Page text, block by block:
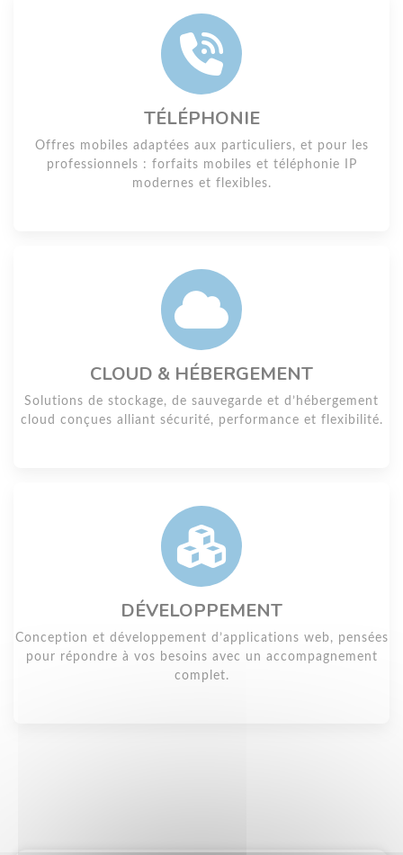
TÉLÉPHONIE
Offres mobiles adaptées aux particuliers, et pour les
professionnels : forfaits mobiles et téléphonie IP
modernes et flexibles.
CLOUD & HÉBERGEMENT
Solutions de stockage, de sauvegarde et d’hébergement
cloud conçues alliant sécurité, performance et flexibilité.
DÉVELOPPEMENT
Conception et développement d’applications web, pensées
pour répondre à vos besoins avec un accompagnement
complet.